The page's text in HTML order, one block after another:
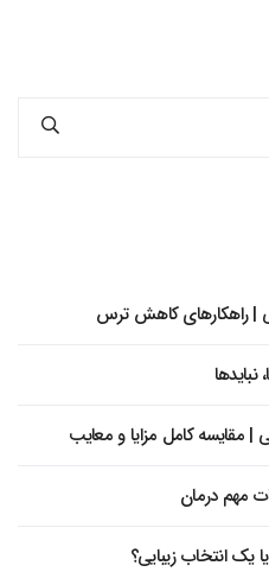
| راهکارهای کاهش ترس
نبایدها
مقایسه کامل مزایا و معایب
مهم درمان
یک انتخاب زیبایی؟